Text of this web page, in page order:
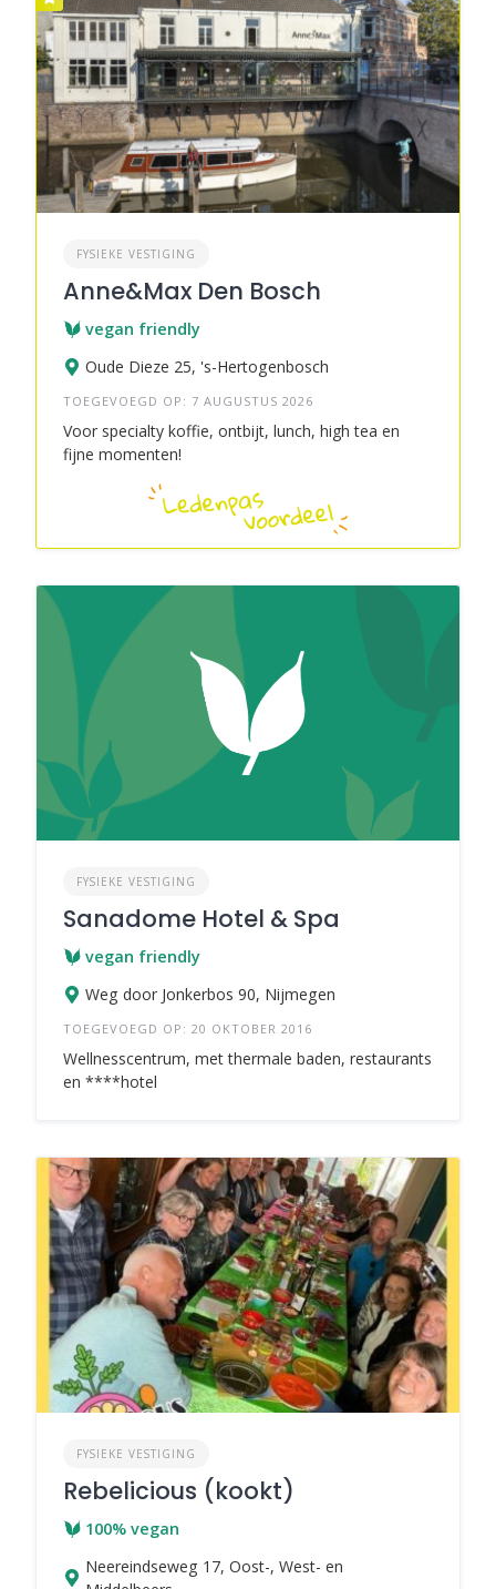
FYSIEKE VESTIGING
Anne&Max Den Bosch
vegan friendly
Oude Dieze 25, 's-Hertogenbosch
TOEGEVOEGD OP: 7 AUGUSTUS 2026
Voor specialty koffie, ontbijt, lunch, high tea en
fijne momenten!
FYSIEKE VESTIGING
Sanadome Hotel & Spa
vegan friendly
Weg door Jonkerbos 90, Nijmegen
TOEGEVOEGD OP: 20 OKTOBER 2016
Wellnesscentrum, met thermale baden, restaurants
en ****hotel
FYSIEKE VESTIGING
Rebelicious (kookt)
100% vegan
Neereindseweg 17, Oost-, West- en